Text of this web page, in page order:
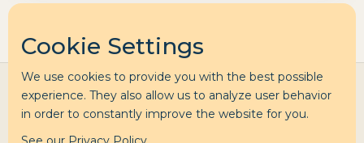
Cookie Settings
We use cookies to provide you with the best possible
experience. They also allow us to analyze user behavior
in order to constantly improve the website for you.